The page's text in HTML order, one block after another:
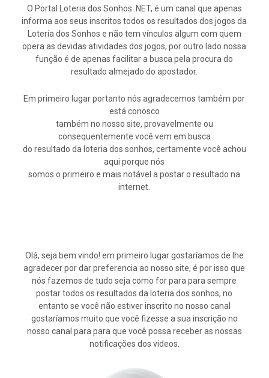
O Portal Loteria dos Sonhos .NET, é um canal que apenas
informa aos seus inscritos todos os resultados dos jogos da
Loteria dos Sonhos e não tem vínculos algum com quem
opera as devidas atividades dos jogos, por outro lado nossa
função é de apenas facilitar a busca pela procura do
resultado almejado do apostador.
Em primeiro lugar portanto nós agradecemos também por
está conosco
também no nosso site, provavelmente ou
consequentemente você vem em busca
do resultado da loteria dos sonhos, certamente você achou
aqui porque nós
somos o primeiro e mais notável a postar o resultado na
internet.
Olá, seja bem vindo! em primeiro lugar gostaríamos de lhe
agradecer por dar preferencia ao nosso site, é por isso que
nós fazemos de tudo seja como for para para sempre
postar todos os resultados da loteria dos sonhos, no
entanto se você não estiver inscrito no nosso canal
gostaríamos muito que você fizesse a sua inscrição no
nosso canal para para que você possa receber as nossas
notificações dos videos.